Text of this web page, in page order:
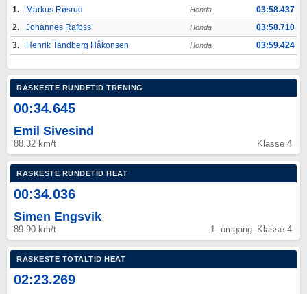
1.
Markus Røsrud Honda
03:58.437
2.
Johannes Rafoss Honda
03:58.710
3.
Henrik Tandberg Håkonsen Honda 03:59.424
RASKESTE RUNDETID TRENING
00:34.645
Emil Sivesind
88.32 km/t Klasse 4
RASKESTE RUNDETID HEAT
00:34.036
Simen Engsvik
89.90 km/t 1. omgang–Klasse 4
RASKESTE TOTALTID HEAT
02:23.269